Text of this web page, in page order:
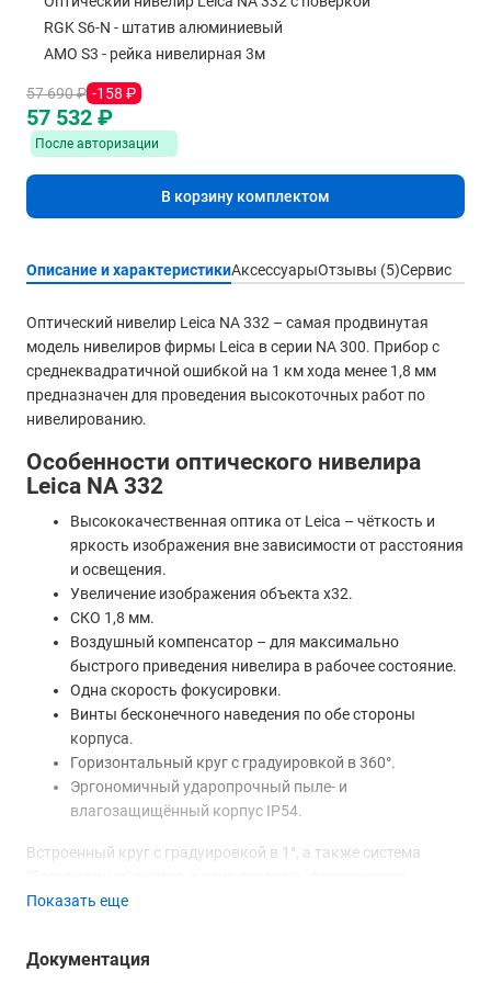
RGK S6-N - штатив алюминиевый
AMO S3 - рейка нивелирная 3м
57 690 ₽ -158 ₽
57 532 ₽
После авторизации
В корзину комплектом
Описание и характеристикиАксессуарыОтзывы (5)Сервис
Оптический нивелир Leica NA 332 – самая продвинутая
модель нивелиров фирмы Leica в серии NA 300. Прибор с
среднеквадратичной ошибкой на 1 км хода менее 1,8 мм
предназначен для проведения высокоточных работ по
нивелированию.
Особенности оптического нивелира
Leica NA 332
Высококачественная оптика от Leica – чёткость и
яркость изображения вне зависимости от расстояния
и освещения.
Увеличение изображения объекта х32.
СКО 1,8 мм.
Воздушный компенсатор – для максимально
быстрого приведения нивелира в рабочее состояние.
Одна скорость фокусировки.
Винты бесконечного наведения по обе стороны
корпуса.
Горизонтальный круг с градуировкой в 360°.
Эргономичный ударопрочный пыле- и
влагозащищённый корпус IP54.
Встроенный круг с градуировкой в 1°, а также система
обеспечивают максимальную комфортность работы. А для
нивелир Leica NA 332 имеет встроенную пентапризму,
которая отображает положение пузырька круглого уровня.
Показать еще
Документация